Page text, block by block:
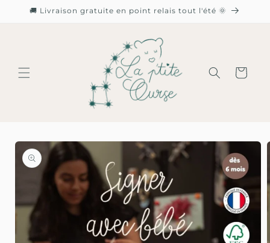
passer au contenu
🚚 Livraison gratuite en point relais tout l'été 🌞
Panier
informations produits